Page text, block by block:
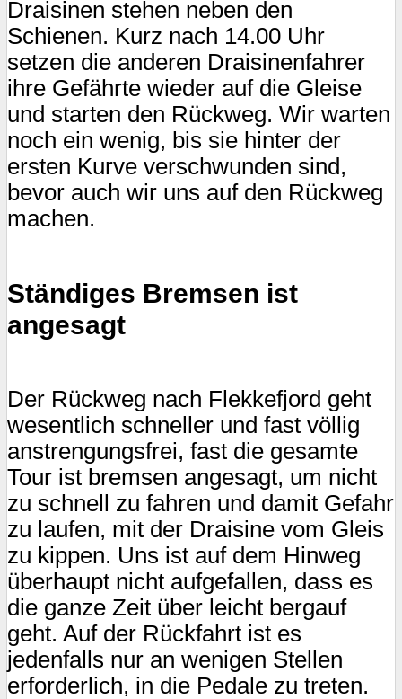
Draisinen stehen neben den
Schienen. Kurz nach 14.00 Uhr
setzen die anderen Draisinenfahrer
ihre Gefährte wieder auf die Gleise
und starten den Rückweg. Wir warten
noch ein wenig, bis sie hinter der
ersten Kurve verschwunden sind,
bevor auch wir uns auf den Rückweg
machen.
Ständiges Bremsen ist
angesagt
Der Rückweg nach Flekkefjord geht
wesentlich schneller und fast völlig
anstrengungsfrei, fast die gesamte
Tour ist bremsen angesagt, um nicht
zu schnell zu fahren und damit Gefahr
zu laufen, mit der Draisine vom Gleis
zu kippen. Uns ist auf dem Hinweg
überhaupt nicht aufgefallen, dass es
die ganze Zeit über leicht bergauf
geht. Auf der Rückfahrt ist es
jedenfalls nur an wenigen Stellen
erforderlich, in die Pedale zu treten.